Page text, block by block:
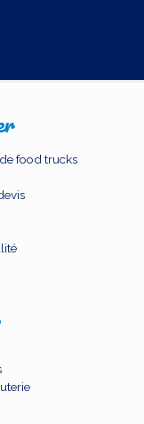
food trucks